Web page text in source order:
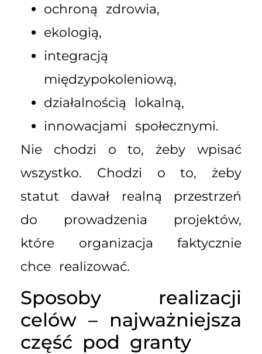
ochroną zdrowia,
ekologią,
integracją
międzypokoleniową,
działalnością lokalną,
innowacjami społecznymi.
Nie chodzi o to, żeby wpisać
wszystko. Chodzi o to, żeby
statut dawał realną przestrzeń
do prowadzenia projektów,
które organizacja faktycznie
chce realizować.
Sposoby realizacji
celów – najważniejsza
część pod granty